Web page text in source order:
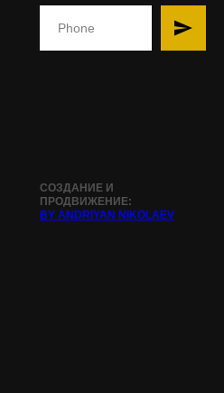
СОЗДАНИЕ И
ПРОДВИЖЕНИЕ:
BY ANDRIYAN NIKOLAEV